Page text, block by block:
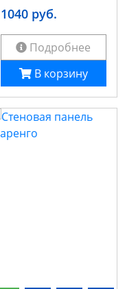
1040 руб.
Подробнее
В корзину